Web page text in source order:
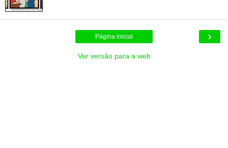
›
Página inicial
Ver versão para a web